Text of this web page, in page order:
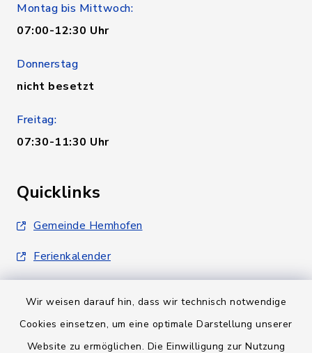
Wir weisen darauf hin, dass wir technisch notwendige
Cookies einsetzen, um eine optimale Darstellung unserer
Website zu ermöglichen. Die Einwilligung zur Nutzung
Montag bis Mittwoch:
07:00-12:30 Uhr
Donnerstag
nicht besetzt
Freitag:
07:30-11:30 Uhr
Quicklinks
Gemeinde Hemhofen
Ferienkalender